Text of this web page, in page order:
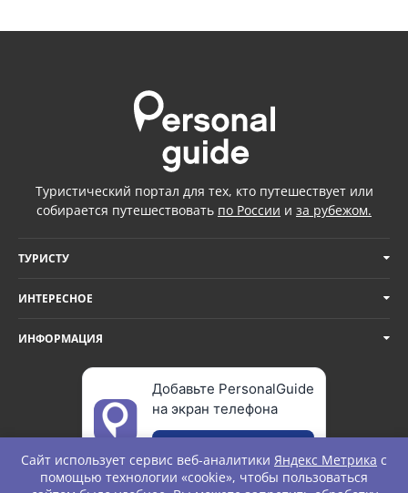
Туристический портал для тех, кто путешествует или
собирается путешествовать по России и за рубежом.
ТУРИСТУ
ИНТЕРЕСНОЕ
ИНФОРМАЦИЯ
Добавьте PersonalGuide
на экран телефона
Сайт использует сервис веб-аналитики Яндекс Метрика с
помощью технологии «cookie», чтобы пользоваться